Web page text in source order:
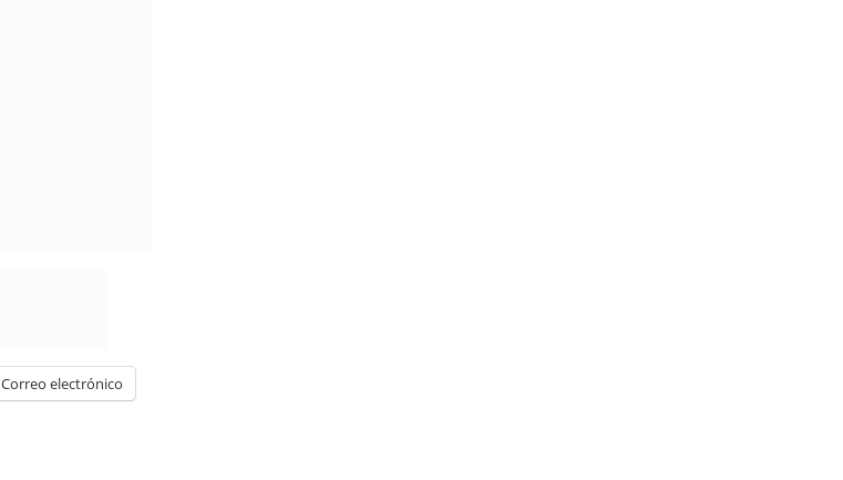
Correo electrónico